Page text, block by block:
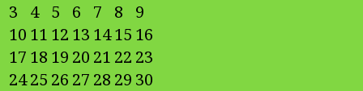
3
4 5 6 7 8
9
10 11 12 13 14 15 16
17 18 19 20 21 22 23
24 25 26 27 28 29 30